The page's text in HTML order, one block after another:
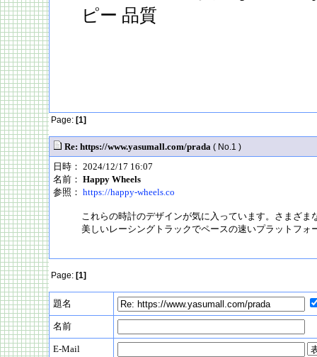
ピー 品質
Page: [1]
Re: https://www.yasumall.com/prada ( No.1 )
日時： 2024/12/17 16:07
名前： Happy Wheels
参照： https://happy-wheels.co
これらの時計のデザインが気に入っています。さまざ
美しいレーシングトラックでペースの速いプラットフォ
Page: [1]
題名
名前
E-Mail